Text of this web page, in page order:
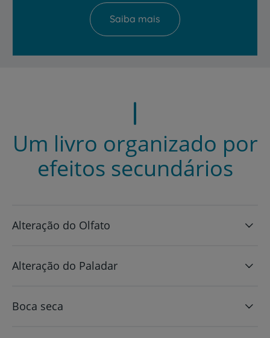
Saiba mais
Um livro organizado por
efeitos secundários
Alteração do Olfato
Alteração do Paladar
Boca seca